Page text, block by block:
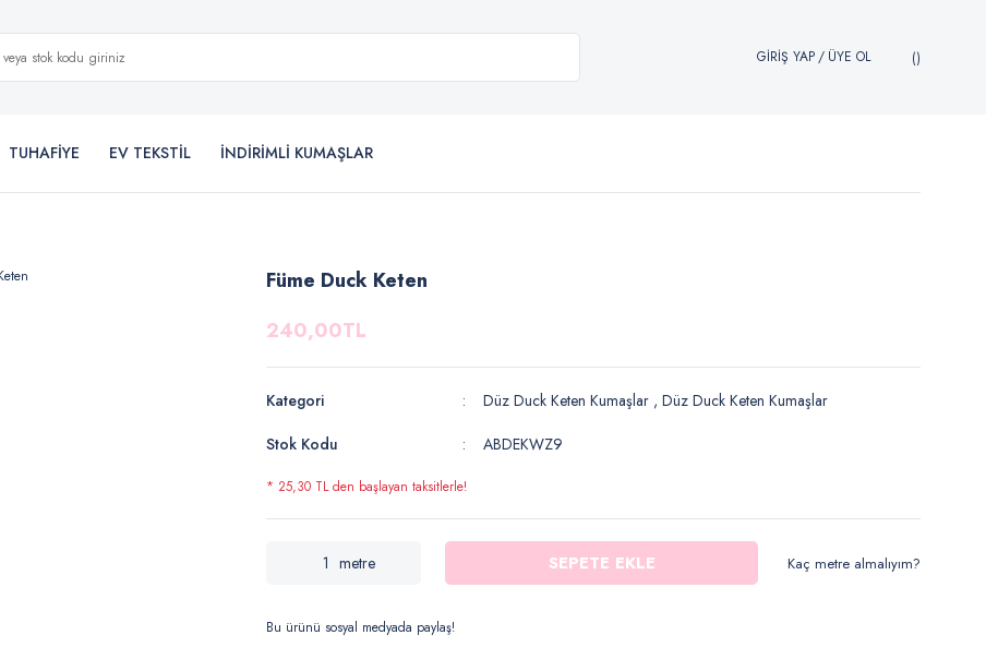
GİRİŞ YAP/ ÜYE OL
TUHAFİYE EV TEKSTİL İNDİRİMLİ KUMAŞLAR
Füme Duck Keten
240,00TL
Kategori Düz Duck Keten Kumaşlar , Düz Duck Keten Kumaşlar
Stok Kodu
ABDEKWZ9
* 25,30 TL den başlayan taksitlerle!
metre SEPETE EKLE Kaç metre almalıyım?
Bu ürünü sosyal medyada paylaş!